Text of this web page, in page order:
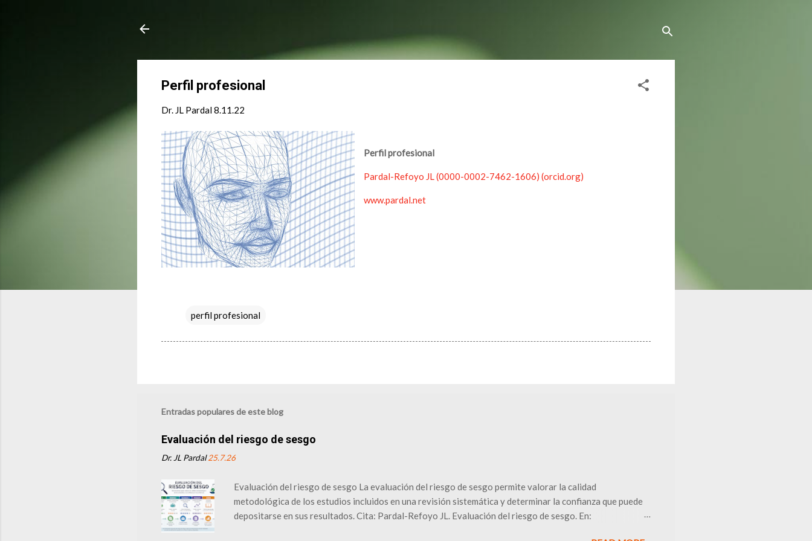
Perfil profesional
Dr. JL Pardal8.11.22
Perfil profesional
Pardal-Refoyo JL (0000-0002-7462-1606) (orcid.org)
www.pardal.net
perfil profesional
Entradas populares de este blog
Evaluación del riesgo de sesgo
Dr. JL Pardal25.7.26
Evaluación del riesgo de sesgo La evaluación del riesgo de sesgo permite valorar la calidad
metodológica de los estudios incluidos en una revisión sistemática y determinar la confianza que puede
depositarse en sus resultados. Cita: Pardal-Refoyo JL. Evaluación del riesgo de sesgo. En: